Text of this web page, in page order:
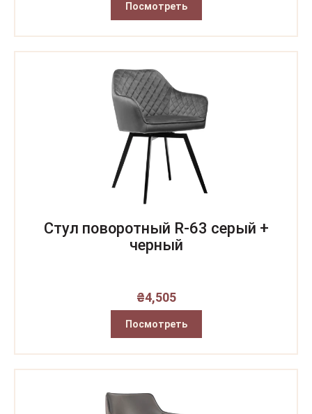
Посмотреть
Стул поворотный R-63 серый +
черный
₴4,505
Посмотреть